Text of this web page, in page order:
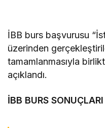
İBB burs başvurusu
üzerinden
tamamlanmasıyla
açıklandı.
İBB BURS